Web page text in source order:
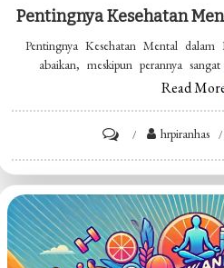
Pentingnya Kesehatan
Pentingnya Kesehatan Mental dalam
abaikan, meskipun perannya
Read
Pentingnya
Kesehatan
Mental
dalam
Pencapaian
hrpiranhas